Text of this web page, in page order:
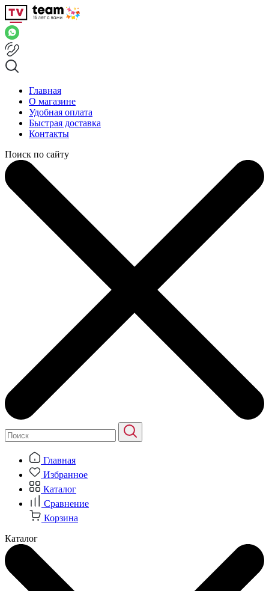
Главная
О магазине
Удобная оплата
Быстрая доставка
Контакты
Поиск по сайту
Главная
Избранное
Каталог
Сравнение
Корзина
Каталог